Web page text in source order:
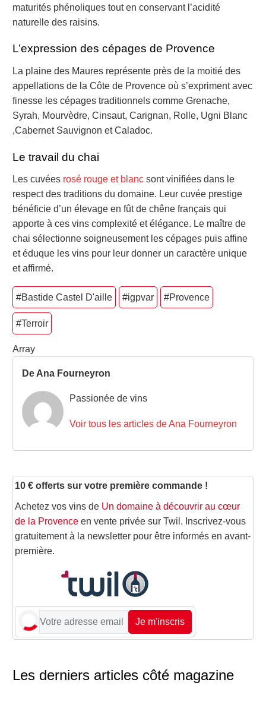
maturités phénoliques tout en conservant l’acidité
naturelle des raisins.
L’expression des cépages de Provence
La plaine des Maures représente près de la moitié des
appellations de la Côte de Provence où s’expriment avec
finesse les cépages traditionnels comme Grenache,
Syrah, Mourvèdre, Cinsaut, Carignan, Rolle, Ugni Blanc
,Cabernet Sauvignon et Caladoc.
Le travail du chai
Les cuvées rosé rouge et blanc sont vinifiées dans le
respect des traditions du domaine. Leur cuvée prestige
bénéficie d’un élevage en fût de chêne français qui
apporte à ces vins complexité et élégance. Le maître de
chai sélectionne soigneusement les cépages puis affine
et éduque les vins pour leur donner un caractère unique
et affirmé.
#Bastide Castel D'aille #igpvar #Provence
#Terroir
Array
De Ana Fourneyron
Passionée de vins
Voir tous les articles de Ana Fourneyron
10 € offerts sur votre première commande !
Achetez vos vins de Un domaine à découvrir au cœur
de la Provence en vente privée sur Twil. Inscrivez-vous
gratuitement à la newsletter pour être informés en avant-
première.
Je m'inscris
Les derniers articles côté magazine